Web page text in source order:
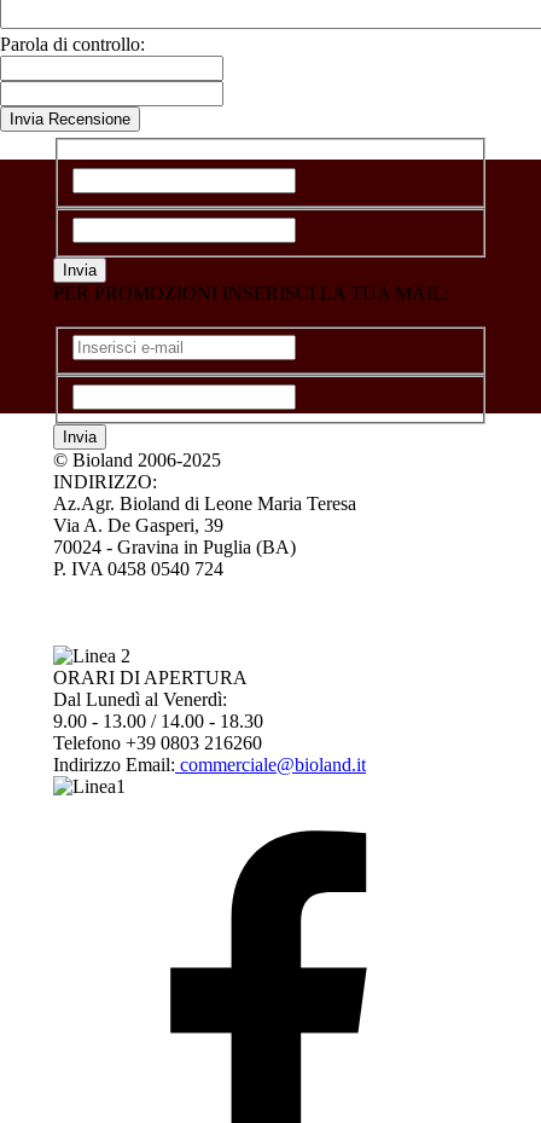
Parola di controllo:
PER PROMOZIONI INSERISCI LA TUA MAIL:
© Bioland 2006-2025
INDIRIZZO:
Az.Agr. Bioland di Leone Maria Teresa
Via A. De Gasperi, 39
70024 - Gravina in Puglia (BA)
P. IVA 0458 0540 724
ORARI DI APERTURA
Dal Lunedì al Venerdì:
9.00 - 13.00 / 14.00 - 18.30
Telefono +39 0803 216260
Indirizzo Email: commerciale@bioland.it